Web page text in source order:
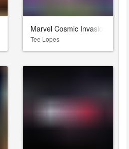
Marvel Cosmic Invasion
Tee Lopes